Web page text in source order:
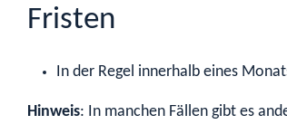
Fristen
In der Regel innerhalb eines
Hinweis: In manchen Fällen gibt es